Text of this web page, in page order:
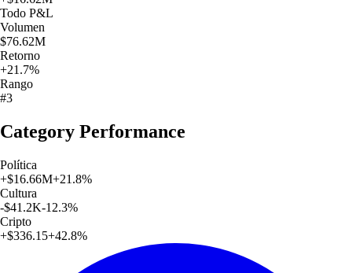
Todo P&L
Volumen
$76.62M
Retorno
+21.7%
Rango
#3
Category Performance
Política
+$16.66M+21.8%
Cultura
-$41.2K-12.3%
Cripto
+$336.15+42.8%